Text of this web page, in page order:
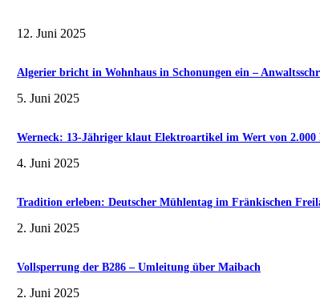
12. Juni 2025
Algerier bricht in Wohnhaus in Schonungen ein –
5. Juni 2025
Werneck: 13-Jähriger klaut Elektroartikel im Wert von 2.000
4. Juni 2025
Tradition erleben: Deutscher Mühlentag im Fränkischen
2. Juni 2025
Vollsperrung der B286 – Umleitung über Maibach
2. Juni 2025